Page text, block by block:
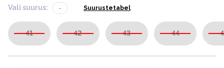
Vali suurus: - Suurustetabel
41 42 43 44